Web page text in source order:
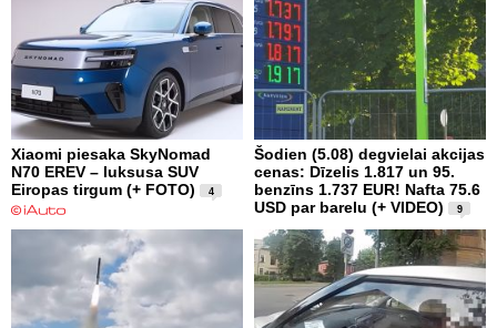
Xiaomi piesaka SkyNomad
N70 EREV – luksusa SUV
Eiropas tirgum (+ FOTO)
4
Šodien (5.08) degvielai akcijas
cenas: Dīzelis 1.817 un 95.
benzīns 1.737 EUR! Nafta 75.6
USD par barelu (+ VIDEO)
9